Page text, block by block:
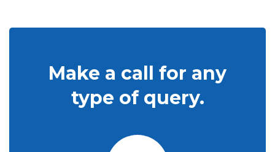
Make a call for any
type of query.